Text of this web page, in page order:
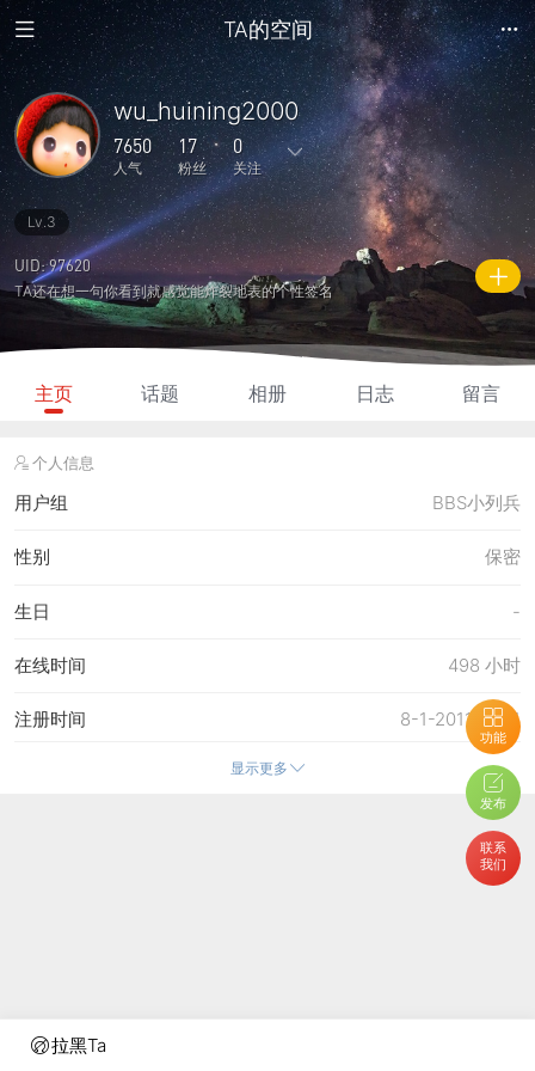
拉黑Ta
TA的空间
功能
发布
联系
我们
wu_huining2000
7650
人气
17
粉丝
0
关注
21
主题
1896
回复
0
日志
0
相册
0
好友
17 0
关注
0
说说
7650
人气
435
积分
Lv.3
UID: 97620
TA还在想一句你看到就感觉能炸裂地表的个性签名
主页 话题 相册 日志 留言
个人信息
用户组 BBS小列兵
保密
性别
-
生日
498 小时
在线时间
8-1-2011 15:51
注册时间
8-8-2026 20:18
25-7-2026 19:24
8-8-2026 20:18
显示更多